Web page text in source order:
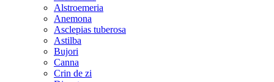
Alstroemeria
Anemona
Asclepias tuberosa
Astilba
Bujori
Canna
Crin de zi